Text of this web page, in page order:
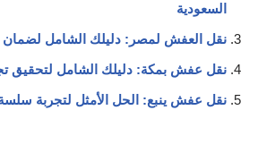
السعودية
نقل العفش لمصر: دليلك الشامل لضمان
نقل عفش بمكة: دليلك الشامل لتحقيق
نقل عفش ينبع: الحل الأمثل لتجربة